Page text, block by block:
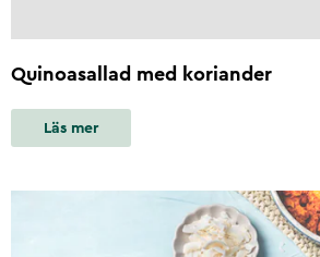
Quinoasallad med koriander
Läs mer